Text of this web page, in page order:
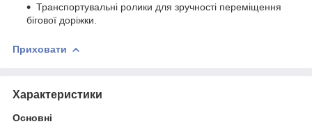
Транспортувальні ролики для зручності переміщення
бігової доріжки.
Приховати
Характеристики
Основні